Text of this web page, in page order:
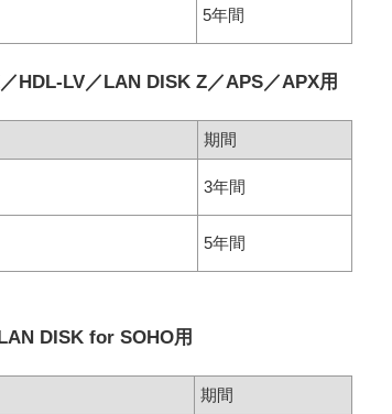
5年間
HDL-LV／LAN DISK Z／APS／APX用
期間
3年間
5年間
DISK for SOHO用
期間